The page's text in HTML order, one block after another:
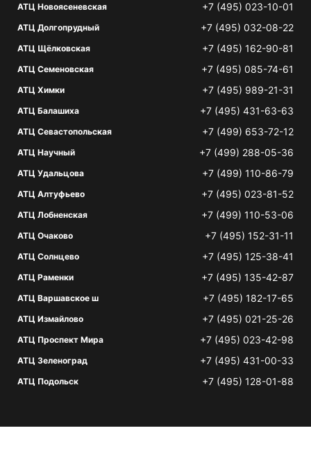
АТЦ Новоясеневская +7 (495) 023-10-01
АТЦ Долгопрудный +7 (495) 032-08-22
АТЦ Щёлковская +7 (495) 162-90-81
АТЦ Семеновская +7 (495) 085-74-61
АТЦ Химки +7 (495) 989-21-31
АТЦ Балашиха +7 (495) 431-63-63
АТЦ Севастопольская +7 (499) 653-72-12
АТЦ Научный +7 (499) 288-05-36
АТЦ Удальцова +7 (499) 110-86-79
АТЦ Алтуфьево +7 (495) 023-81-52
АТЦ Лобненская +7 (499) 110-53-06
АТЦ Очаково +7 (495) 152-31-11
АТЦ Солнцево +7 (495) 125-38-41
АТЦ Раменки +7 (495) 135-42-87
АТЦ Варшавское ш +7 (495) 182-17-65
АТЦ Измайлово +7 (495) 021-25-26
АТЦ Проспект Мира +7 (495) 023-42-98
АТЦ Зеленоград +7 (495) 431-00-33
АТЦ Подольск +7 (495) 128-01-88